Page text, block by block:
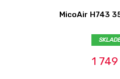
MicoAir H743
1